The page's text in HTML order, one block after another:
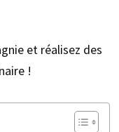
et réalisez des
!